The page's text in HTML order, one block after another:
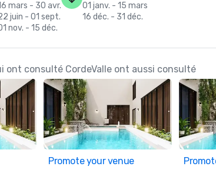
mars - 30 avr.
juin - 01 sept.
nov. - 15 déc.
01 janv. - 15 mars
16 déc. - 31 déc.
ont consulté CordeValle ont aussi consulté
Promote your venue